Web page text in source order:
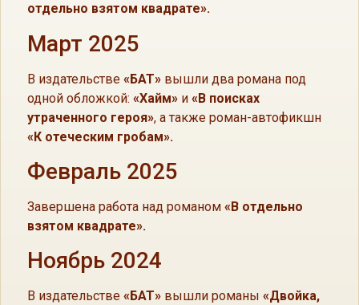
отдельно взятом квадрате».
Март 2025
В издательстве «БАТ» вышли два романа под
одной обложкой: «Хайм» и «В поисках
утраченного героя», а также роман-автофикшн
«К отеческим гробам».
Февраль 2025
Завершена работа над романом «В отдельно
взятом квадрате».
Ноябрь 2024
В издательстве «БАТ» вышли романы «Двойка,